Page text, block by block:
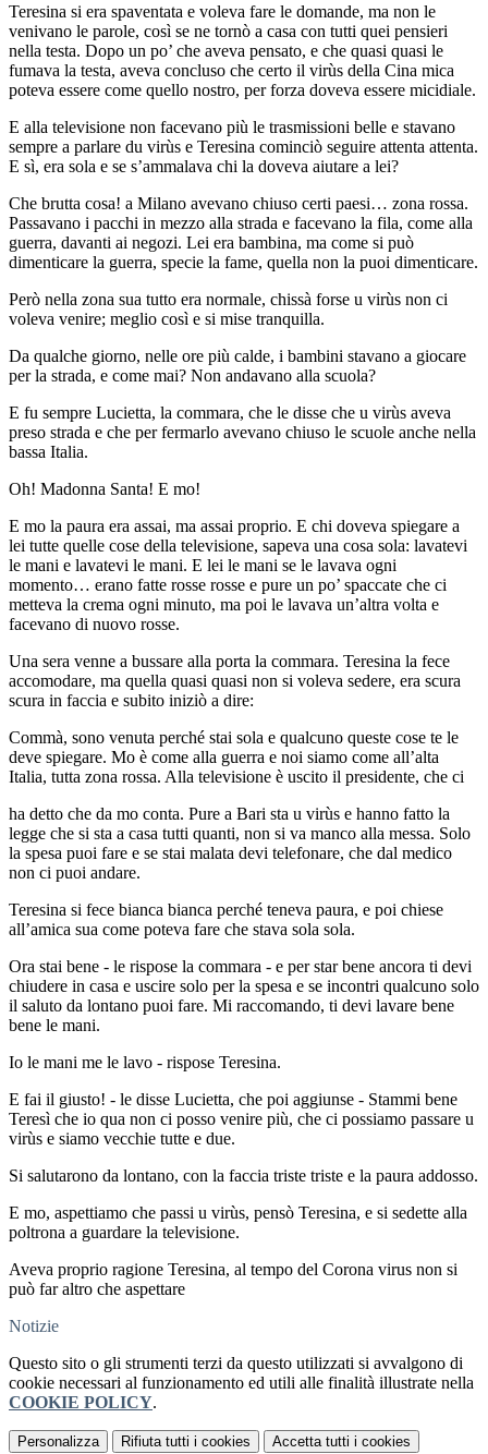
Teresina si era spaventata e voleva fare le domande, ma non le
venivano le parole, così se ne tornò a casa con tutti quei pensieri
nella testa. Dopo un po’ che aveva pensato, e che quasi quasi le
fumava la testa, aveva concluso che certo il virùs della Cina mica
poteva essere come quello nostro, per forza doveva essere micidiale.
E alla televisione non facevano più le trasmissioni belle e stavano
sempre a parlare du virùs e Teresina cominciò seguire attenta attenta.
E sì, era sola e se s’ammalava chi la doveva aiutare a lei?
Che brutta cosa! a Milano avevano chiuso certi paesi… zona rossa.
Passavano i pacchi in mezzo alla strada e facevano la fila, come alla
guerra, davanti ai negozi. Lei era bambina, ma come si può
dimenticare la guerra, specie la fame, quella non la puoi dimenticare.
Però nella zona sua tutto era normale, chissà forse u virùs non ci
voleva venire; meglio così e si mise tranquilla.
Da qualche giorno, nelle ore più calde, i bambini stavano a giocare
per la strada, e come mai? Non andavano alla scuola?
E fu sempre Lucietta, la commara, che le disse che u virùs aveva
preso strada e che per fermarlo avevano chiuso le scuole anche nella
bassa Italia.
Oh! Madonna Santa! E mo!
E mo la paura era assai, ma assai proprio. E chi doveva spiegare a
lei tutte quelle cose della televisione, sapeva una cosa sola: lavatevi
le mani e lavatevi le mani. E lei le mani se le lavava ogni
momento… erano fatte rosse rosse e pure un po’ spaccate che ci
metteva la crema ogni minuto, ma poi le lavava un’altra volta e
facevano di nuovo rosse.
Una sera venne a bussare alla porta la commara. Teresina la fece
accomodare, ma quella quasi quasi non si voleva sedere, era scura
scura in faccia e subito iniziò a dire:
Commà, sono venuta perché stai sola e qualcuno queste cose te le
deve spiegare. Mo è come alla guerra e noi siamo come all’alta
Italia, tutta zona rossa. Alla televisione è uscito il presidente, che ci
ha detto che da mo conta. Pure a Bari sta u virùs e hanno fatto la
legge che si sta a casa tutti quanti, non si va manco alla messa. Solo
la spesa puoi fare e se stai malata devi telefonare, che dal medico
non ci puoi andare.
Teresina si fece bianca bianca perché teneva paura, e poi chiese
all’amica sua come poteva fare che stava sola sola.
Ora stai bene - le rispose la commara - e per star bene ancora ti devi
chiudere in casa e uscire solo per la spesa e se incontri qualcuno solo
il saluto da lontano puoi fare. Mi raccomando, ti devi lavare bene
bene le mani.
Io le mani me le lavo - rispose Teresina.
E fai il giusto! - le disse Lucietta, che poi aggiunse - Stammi bene
Teresì che io qua non ci posso venire più, che ci possiamo passare u
virùs e siamo vecchie tutte e due.
Si salutarono da lontano, con la faccia triste triste e la paura addosso.
E mo, aspettiamo che passi u virùs, pensò Teresina, e si sedette alla
poltrona a guardare la televisione.
Aveva proprio ragione Teresina, al tempo del Corona virus non si
può far altro che aspettare
Notizie
Questo sito o gli strumenti terzi da questo utilizzati si avvalgono di
cookie necessari al funzionamento ed utili alle finalità illustrate nella
COOKIE POLICY.
Personalizza Rifiuta tutti i cookies Accetta tutti i cookies